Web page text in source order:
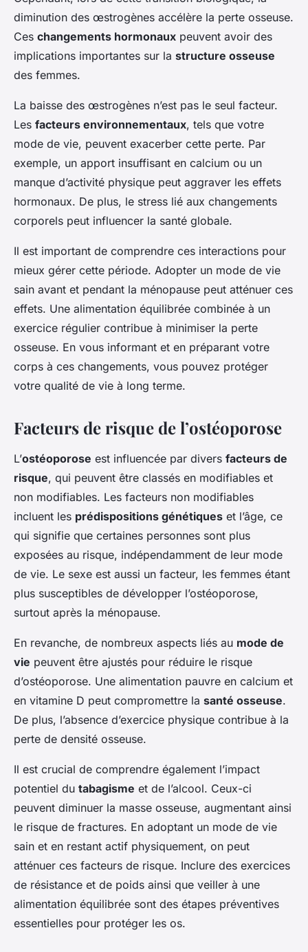
diminution des œstrogènes accélère la perte osseuse.
Ces changements hormonaux peuvent avoir des
implications importantes sur la structure osseuse
des femmes.
La baisse des œstrogènes n’est pas le seul facteur.
Les facteurs environnementaux, tels que votre
mode de vie, peuvent exacerber cette perte. Par
exemple, un apport insuffisant en calcium ou un
manque d’activité physique peut aggraver les effets
hormonaux. De plus, le stress lié aux changements
corporels peut influencer la santé globale.
Il est important de comprendre ces interactions pour
mieux gérer cette période. Adopter un mode de vie
sain avant et pendant la ménopause peut atténuer ces
effets. Une alimentation équilibrée combinée à un
exercice régulier contribue à minimiser la perte
osseuse. En vous informant et en préparant votre
corps à ces changements, vous pouvez protéger
votre qualité de vie à long terme.
Facteurs de risque de l’ostéoporose
L’ostéoporose est influencée par divers facteurs de
risque, qui peuvent être classés en modifiables et
non modifiables. Les facteurs non modifiables
incluent les prédispositions génétiques et l’âge, ce
qui signifie que certaines personnes sont plus
exposées au risque, indépendamment de leur mode
de vie. Le sexe est aussi un facteur, les femmes étant
plus susceptibles de développer l’ostéoporose,
surtout après la ménopause.
En revanche, de nombreux aspects liés au mode de
vie peuvent être ajustés pour réduire le risque
d’ostéoporose. Une alimentation pauvre en calcium et
en vitamine D peut compromettre la santé osseuse.
De plus, l’absence d’exercice physique contribue à la
perte de densité osseuse.
Il est crucial de comprendre également l’impact
potentiel du tabagisme et de l’alcool. Ceux-ci
peuvent diminuer la masse osseuse, augmentant ainsi
le risque de fractures. En adoptant un mode de vie
sain et en restant actif physiquement, on peut
atténuer ces facteurs de risque. Inclure des exercices
de résistance et de poids ainsi que veiller à une
alimentation équilibrée sont des étapes préventives
essentielles pour protéger les os.